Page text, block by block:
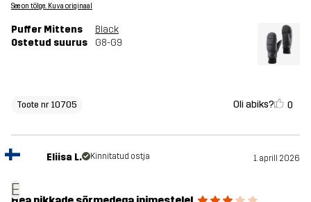
See on tõlge. Kuva originaal
Puffer Mittens
Black
Ostetud suurus
G8-G9
Toote nr 10705 Oli abiks? 0
E
Eliisa L. Kinnitatud ostja 1. aprill 2026